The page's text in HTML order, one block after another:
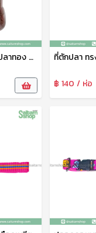
อาหารปลาหางนกยูง ปลาทอง ปลาคราฟ ปลาสวยงามทุกชนิด เกรดเอ น้ำไม่ขุ่น แถมฟรีกระปุกใส่อาหารปลา (เม็ดจิ๋ว)
฿ 140 / ห่อ